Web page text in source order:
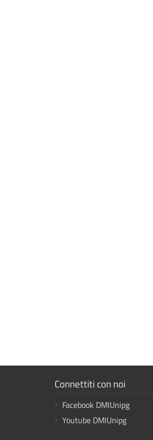
Mostra
Connettiti con noi
Facebook DMIUnipg
Youtube DMIUnipg